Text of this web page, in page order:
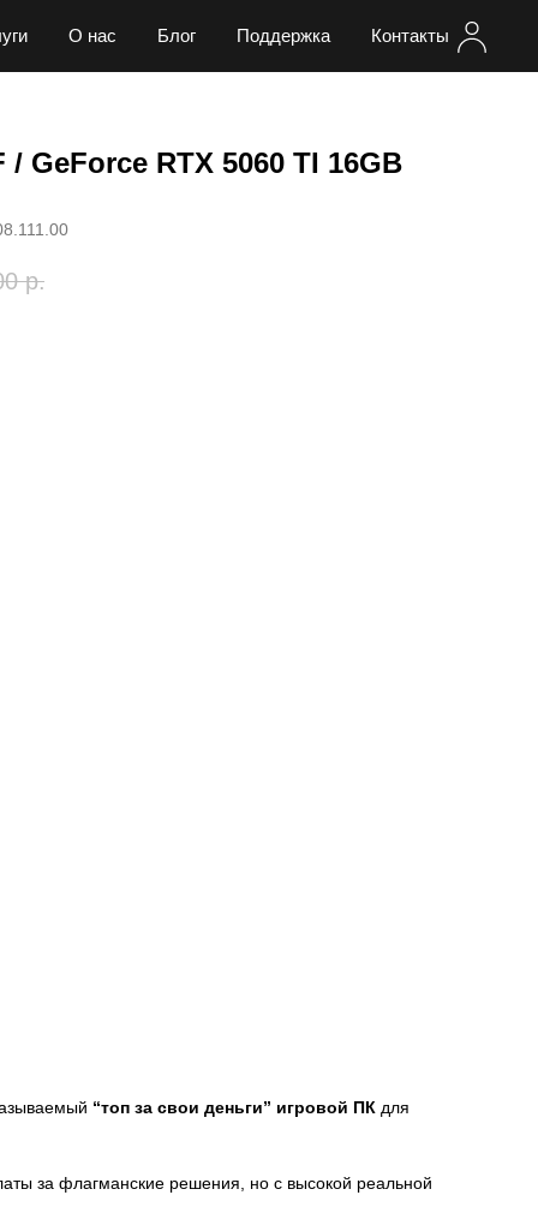
О нас Блог Поддержка Контакты
GeForce RTX 5060 TI 16GB
р.
“топ за свои деньги” игровой ПК для
за флагманские решения, но с высокой реальной